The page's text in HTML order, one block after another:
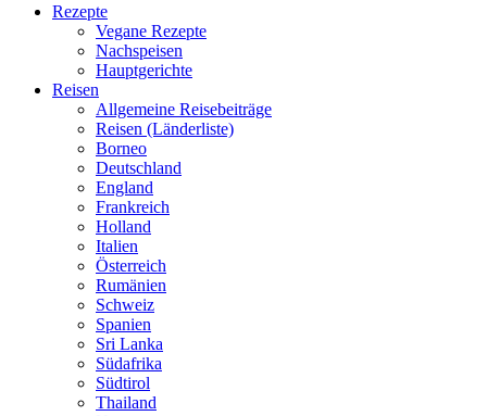
Rezepte
Vegane Rezepte
Nachspeisen
Hauptgerichte
Reisen
Allgemeine Reisebeiträge
Reisen (Länderliste)
Borneo
Deutschland
England
Frankreich
Holland
Italien
Österreich
Rumänien
Schweiz
Spanien
Sri Lanka
Südafrika
Südtirol
Thailand